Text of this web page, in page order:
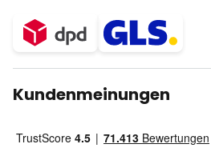
Kundenmeinungen